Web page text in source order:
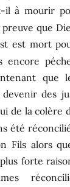
il à mourir
preuve que
est mort
encore
que
des
de la colère
été
Fils alors
forte